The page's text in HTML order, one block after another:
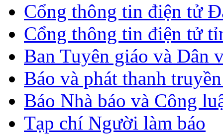
Cổng thông tin điện tử
Cổng thông tin điện tử
Ban Tuyên giáo và Dân
Báo và phát thanh
Báo Nhà báo và Công
Tạp chí Người làm báo